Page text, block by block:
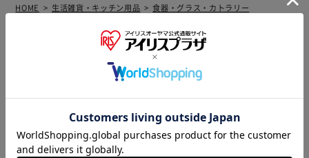
HOME 生活雑貨・キッチン用品
食器・グラス・カトラリー
仕様・サイズ
【リラックスタイムを彩るアイテム】 仲良くペア使い♪デ
ィズニーキャラクターデザインの「ペアサーモタンブラー
280ml」。 【保温保冷両用でオールシーズン活躍】 本体内
側と外側が真空断熱された、ステンレス2重構造タイプ。温